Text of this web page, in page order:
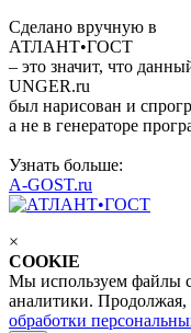
Сделано вручную в
АТЛАНТ•ГОСТ
– это значит, что
UNGER.ru
был нарисован и
а не в генераторе
Узнать больше:
A-GOST.ru
×
COOKIE
Мы используем файлы
аналитики. Продолжая,
обработки